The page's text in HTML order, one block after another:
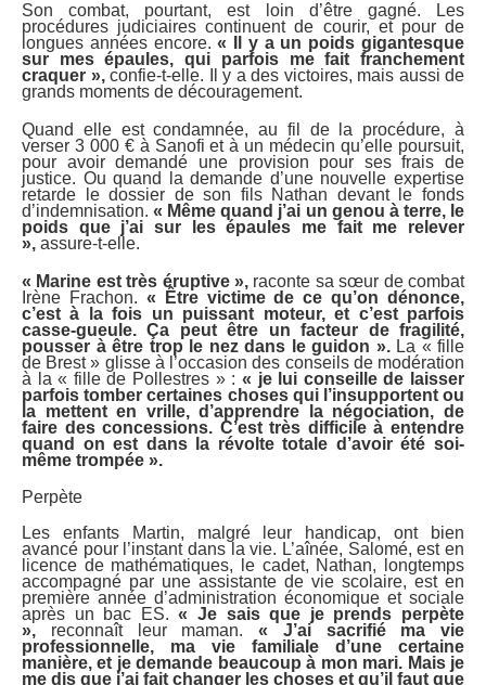
Son combat, pourtant, est loin d’être gagné. Les
procédures judiciaires continuent de courir, et pour de
longues années encore.« Il y a un poids gigantesque
sur mes épaules, qui parfois me fait franchement
craquer »,confie-t-elle. Il y a des victoires, mais aussi de
grands moments de découragement.
Quand elle est condamnée, au fil de la procédure, à
verser 3 000 € à Sanofi et à un médecin qu’elle poursuit,
pour avoir demandé une provision pour ses frais de
justice. Ou quand la demande d’une nouvelle expertise
retarde le dossier de son fils Nathan devant le fonds
d’indemnisation.« Même quand j’ai un genou à terre, le
poids que j’ai sur les épaules me fait me relever
», assure-t-elle.
« Marine est très éruptive », raconte sa sœur de combat
Irène Frachon. « Être victime de ce qu’on dénonce,
c’est à la fois un puissant moteur, et c’est parfois
casse-gueule. Ça peut être un facteur de fragilité,
pousser à être trop le nez dans le guidon ».La « fille
de Brest » glisse à l’occasion des conseils de modération
à la « fille de Pollestres » : « je lui conseille de laisser
parfois tomber certaines choses qui l’insupportent ou
la mettent en vrille, d’apprendre la négociation, de
faire des concessions. C’est très difficile à entendre
quand on est dans la révolte totale d’avoir été soi-
même trompée ».
Perpète
Les enfants Martin, malgré leur handicap, ont bien
avancé pour l’instant dans la vie. L’aînée, Salomé, est en
licence de mathématiques, le cadet, Nathan, longtemps
accompagné par une assistante de vie scolaire, est en
première année d’administration économique et sociale
après un bac ES.« Je sais que je prends perpète
», reconnaît leur maman. « J’ai sacrifié ma vie
professionnelle, ma vie familiale d’une certaine
manière, et je demande beaucoup à mon mari. Mais je
me dis que j’ai fait changer les choses et qu’il faut que